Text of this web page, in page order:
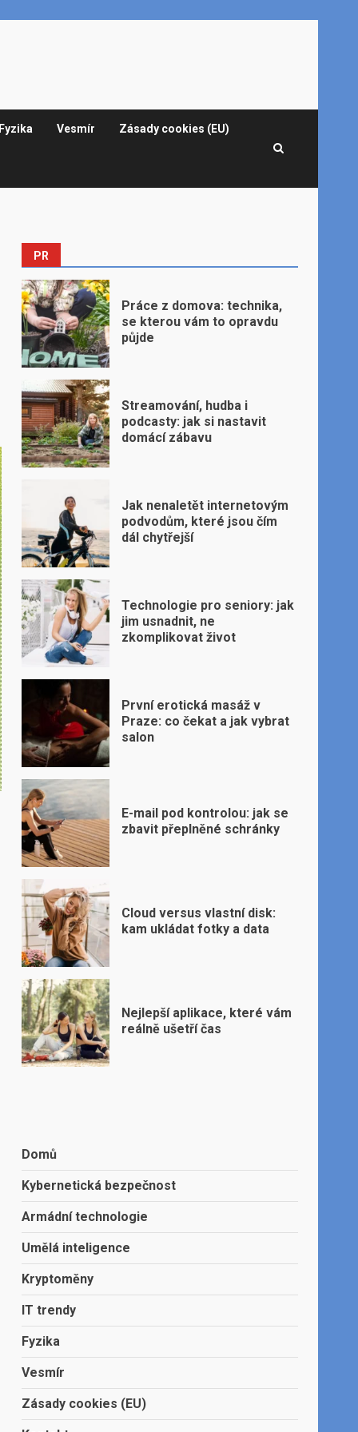
Fyzika Vesmír Zásady cookies (EU)
PR
Práce z domova: technika,
se kterou vám to opravdu
půjde
Streamování, hudba i
podcasty: jak si nastavit
domácí zábavu
Jak nenaletět internetovým
podvodům, které jsou čím
dál chytřejší
Technologie pro seniory: jak
jim usnadnit, ne
zkomplikovat život
První erotická masáž v
Praze: co čekat a jak vybrat
salon
E-mail pod kontrolou: jak se
zbavit přeplněné schránky
Cloud versus vlastní disk:
kam ukládat fotky a data
Nejlepší aplikace, které vám
reálně ušetří čas
Domů
Kybernetická bezpečnost
Armádní technologie
Umělá inteligence
Kryptoměny
IT trendy
Fyzika
Vesmír
Zásady cookies (EU)